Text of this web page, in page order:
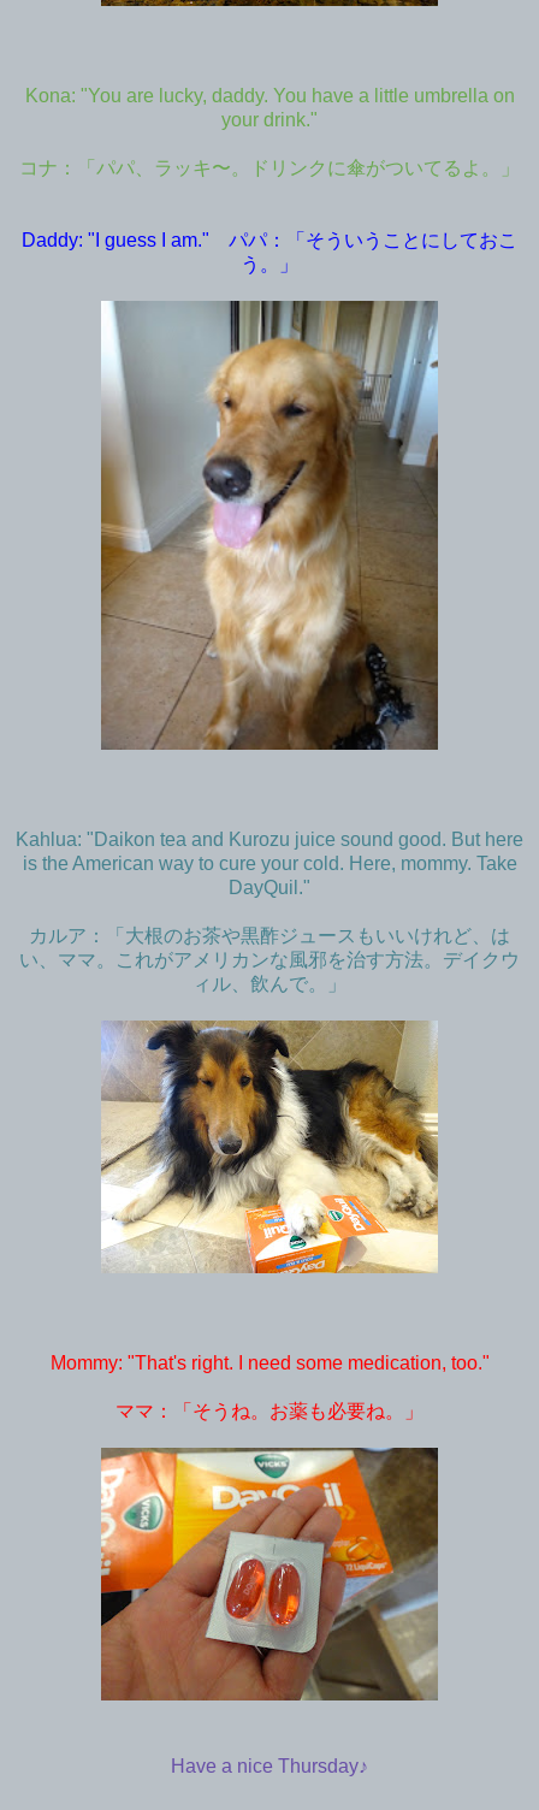
Kona: "You are lucky, daddy. You have a little umbrella on
your drink."
コナ：「パパ、ラッキ〜。ドリンクに傘がついてるよ。」
Daddy: "I guess I am." パパ：「そういうことにしておこ
う。」
Kahlua: "Daikon tea and Kurozu juice sound good. But here
is the American way to cure your cold. Here, mommy. Take
DayQuil."
カルア：「大根のお茶や黒酢ジュースもいいけれど、は
い、ママ。これがアメリカンな風邪を治す方法。デイクウ
ィル、飲んで。」
Mommy: "That's right. I need some medication, too."
ママ：「そうね。お薬も必要ね。」
Have a nice Thursday♪